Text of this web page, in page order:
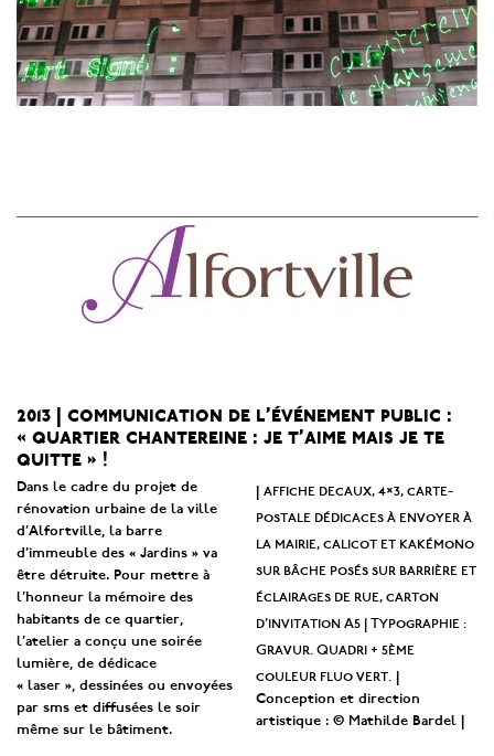
2013 | communication de l’événement public :
« quartier chantereine : je t’aime mais je te
quitte » !
Dans le cadre du projet de
rénovation urbaine de la ville
d’Alfortville, la barre
d’immeuble des « Jardins » va
être détruite. Pour mettre à
l’honneur la mémoire des
habitants de ce quartier,
l’atelier a conçu une soirée
lumière, de dédicace
« laser », dessinées ou envoyées
par sms et diffusées le soir
même sur le bâtiment.
|affiche decaux, 4×3, carte-
postale dédicaces à envoyer à
la mairie, calicot et kakémono
sur bâche posés sur barrière et
éclairages de rue, carton
d’invitation A5 | Typographie :
Gravur. Quadri + 5ème
couleur fluo vert.
Conception et direction
artistique : © Mathilde Bardel